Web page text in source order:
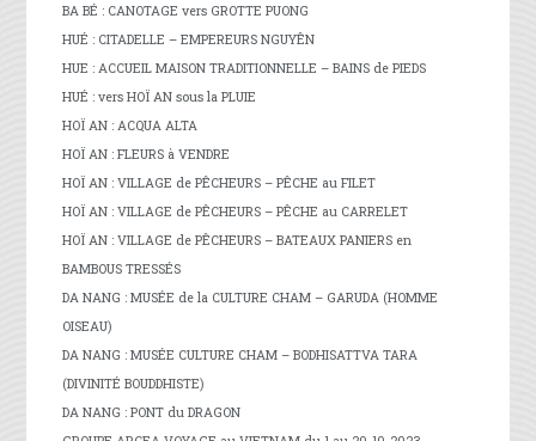
BA BÉ : CANOTAGE vers GROTTE PUONG
HUÉ : CITADELLE – EMPEREURS NGUYÊN
HUE : ACCUEIL MAISON TRADITIONNELLE – BAINS de PIEDS
HUÉ : vers HOÏ AN sous la PLUIE
HOÏ AN : ACQUA ALTA
HOÏ AN : FLEURS à VENDRE
HOÏ AN : VILLAGE de PÊCHEURS – PÊCHE au FILET
HOÏ AN : VILLAGE de PÊCHEURS – PÊCHE au CARRELET
HOÏ AN : VILLAGE de PÊCHEURS – BATEAUX PANIERS en
BAMBOUS TRESSÉS
DA NANG : MUSÉE de la CULTURE CHAM – GARUDA (HOMME
OISEAU)
DA NANG : MUSÉE CULTURE CHAM – BODHISATTVA TARA
(DIVINITÉ BOUDDHISTE)
DA NANG : PONT du DRAGON